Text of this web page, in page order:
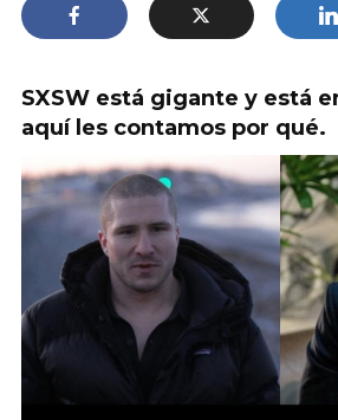
SXSW está gigante y está
aquí les contamos por qué.